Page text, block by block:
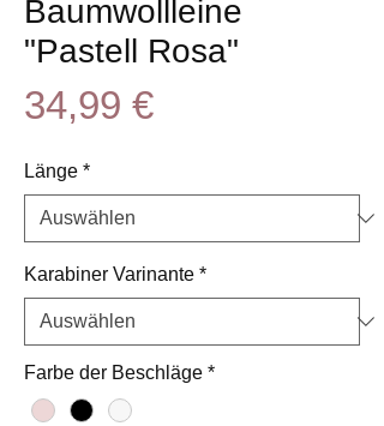
Baumwollleine
"Pastell Rosa"
34,99 €Preis
Länge *
Karabiner Varinante *
Farbe der Beschläge *